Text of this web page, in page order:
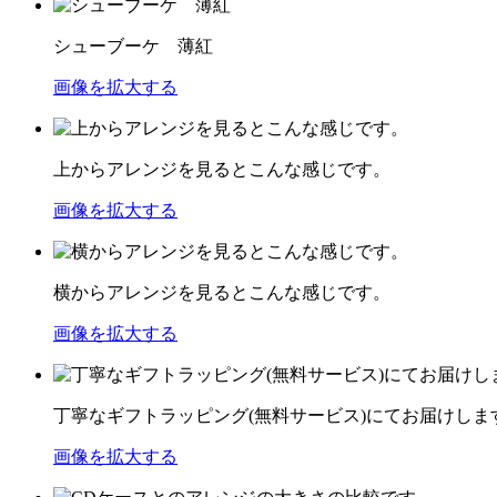
シューブーケ 薄紅
画像を拡大する
上からアレンジを見るとこんな感じです。
画像を拡大する
横からアレンジを見るとこんな感じです。
画像を拡大する
丁寧なギフトラッピング(無料サービス)にてお届けしま
画像を拡大する